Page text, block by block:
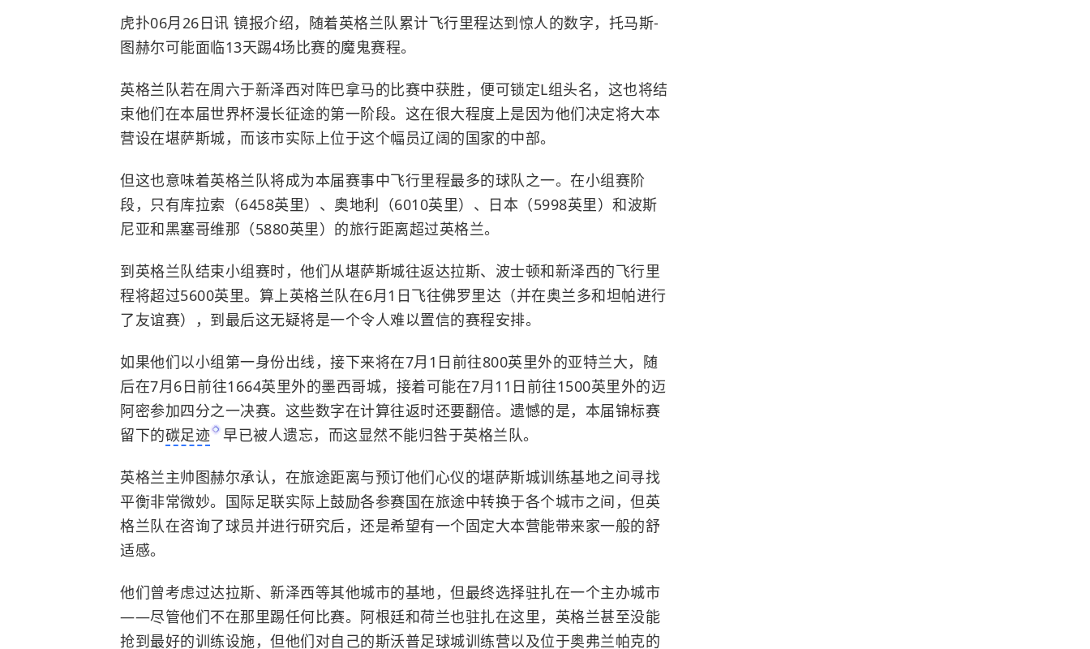
虎扑06月26日讯 镜报介绍，随着英格兰队累计飞行里程达到惊人的数字，托马斯-
图赫尔可能面临13天踢4场比赛的魔鬼赛程。
英格兰队若在周六于新泽西对阵巴拿马的比赛中获胜，便可锁定L组头名，这也将结
束他们在本届世界杯漫长征途的第一阶段。这在很大程度上是因为他们决定将大本
营设在堪萨斯城，而该市实际上位于这个幅员辽阔的国家的中部。
但这也意味着英格兰队将成为本届赛事中飞行里程最多的球队之一。在小组赛阶
段，只有库拉索（6458英里）、奥地利（6010英里）、日本（5998英里）和波斯
尼亚和黑塞哥维那（5880英里）的旅行距离超过英格兰。
到英格兰队结束小组赛时，他们从堪萨斯城往返达拉斯、波士顿和新泽西的飞行里
程将超过5600英里。算上英格兰队在6月1日飞往佛罗里达（并在奥兰多和坦帕进行
了友谊赛），到最后这无疑将是一个令人难以置信的赛程安排。
如果他们以小组第一身份出线，接下来将在7月1日前往800英里外的亚特兰大，随
后在7月6日前往1664英里外的墨西哥城，接着可能在7月11日前往1500英里外的迈
阿密参加四分之一决赛。这些数字在计算往返时还要翻倍。遗憾的是，本届锦标赛
留下的碳足迹 早已被人遗忘，而这显然不能归咎于英格兰队。
英格兰主帅图赫尔承认，在旅途距离与预订他们心仪的堪萨斯城训练基地之间寻找
平衡非常微妙。国际足联实际上鼓励各参赛国在旅途中转换于各个城市之间，但英
格兰队在咨询了球员并进行研究后，还是希望有一个固定大本营能带来家一般的舒
适感。
他们曾考虑过达拉斯、新泽西等其他城市的基地，但最终选择驻扎在一个主办城市
——尽管他们不在那里踢任何比赛。阿根廷和荷兰也驻扎在这里，英格兰甚至没能
抢到最好的训练设施，但他们对自己的斯沃普足球城训练营以及位于奥弗兰帕克的